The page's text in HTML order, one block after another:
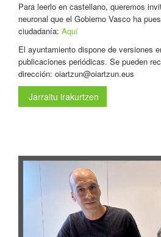
Para leerlo en castellano, queremos
neuronal que el Gobierno Vasco ha
ciudadanía: Aquí
El ayuntamiento dispone de versiones
publicaciones periódicas. Se pueden
dirección: oiartzun@oiartzun.eus
Jarraitu irakurtzen